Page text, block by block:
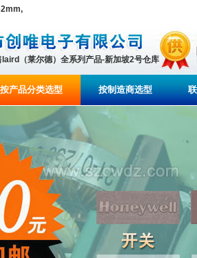
laird（莱尔德）全系列产品-新加坡2号仓库
按产品分类选型 按制造商选型